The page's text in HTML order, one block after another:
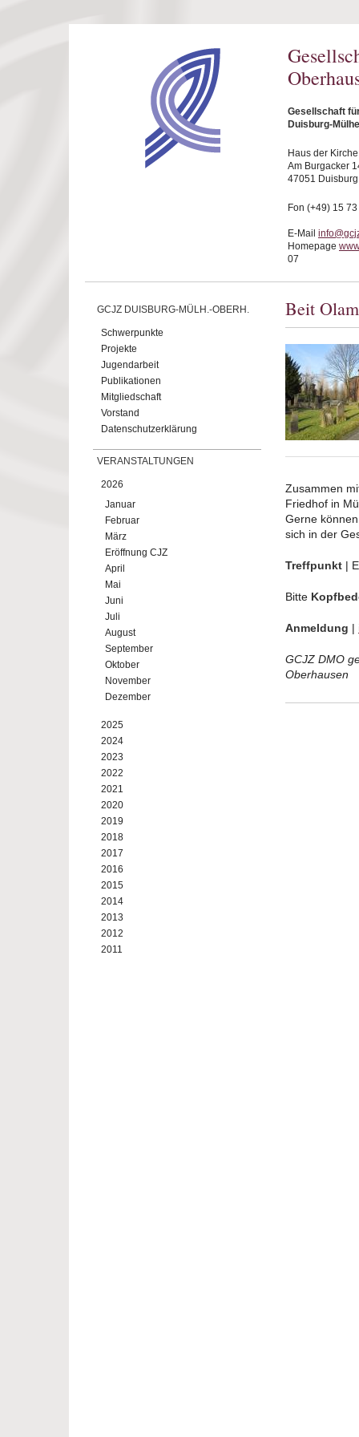
Gesellschaft
Duisburg-
Haus der Kirche
Am Burgacker
47051 Duisburg
Fon (+49) 15
E-Mail
Homepage
07
GCJZ DUISBURG-MÜLH.-OBERH.
Schwerpunkte
Projekte
Jugendarbeit
Publikationen
Mitgliedschaft
Vorstand
Datenschutzerklärung
VERANSTALTUNGEN
2026
Januar
Februar
März
Eröffnung CJZ
April
Mai
Juni
Juli
August
September
Oktober
November
Dezember
2025
2024
2023
2022
2021
2020
2019
2018
2017
2016
2015
2014
2013
2012
2011
Beit
Zusammen
Friedhof in
Gerne
sich in der
Treffpunkt |
Bitte
Anmeldung |
GCJZ DMO
Oberhausen